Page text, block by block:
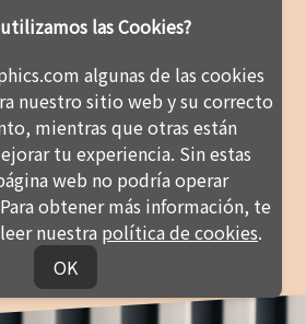
las Cookies?
algunas de las cookies
nuestro sitio web y su correcto
mientras que otras están
tu experiencia. Sin estas
web no podría operar
obtener más información, te
nuestra política de cookies.
OK